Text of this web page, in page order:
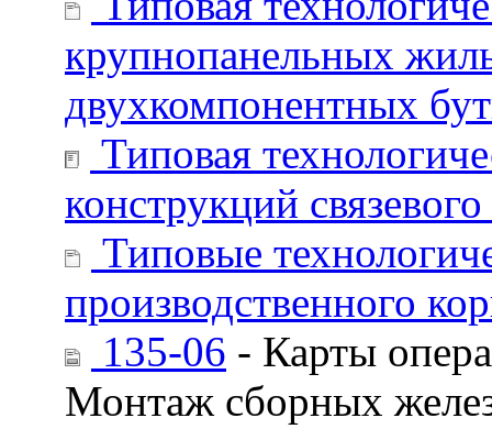
крупнопанельных
двухкомпонентных
Типовая
конструкций
Типовые
производственного
135-06 - Карты
Монтаж сборных